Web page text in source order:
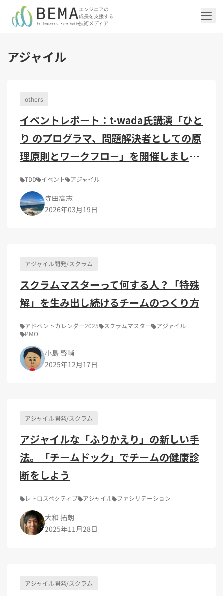
エンジニアの
成長を支援する
技術メディア
「アジャイル開発/スクラム」の記事一覧を
「アジャイル開発/スクラム」のタグ一覧
スクラムマスター（19）
アジャイル（15）
レトロスペクティブ（6）
DX Criteria（1）
「DevOps/クラウド」の記事一覧を見る
AWS（20）
CI/CD（9）
Terraform（6）
インフラストラクチャ（5）
Docker（4）
サーバーレス（3）
CloudWatch（2）
CodeCommit（2）
Amplify（2）
Ansible（2）
Google Cloud（1）
DevSecOps（1）
Platform Engineering（1）
さくらのクラウド（1）
「AI」の記事一覧を見る
生成AI（13）
AIエージェント（4）
NotebookLM（3）
Gemini（3）
OpenAI（1）
CNN（1） 深層学習（1）
「バックエンド」の記事一覧を見る
Oracle APEX（5）
Python（4）
API（2）
Ruby（2）
SQL（1）
アクセス制御（1）
Cloud SQL（1）
MySQL（1）
「Flutter/モバイル」の記事一覧を見る
Flutter（38）
Dart（6）
Swift（2）
アプリ開発（1）
「Jamstack/フロントエンド」の記事一覧
「Jamstack/フロントエンド」のタグ一覧
Jamstack（10）
Astro（10）
SSG（9）
microCMS（7）
TypeScript（4）
Puppeteer（1）
SEO（1）
React（1）
「others」の記事一覧を見る
エンジニア組織（48）
イベント（42）
アドベントカレンダー2024（25）
スキルアップ（24）
日本CTO協会（18）
若手エンジニア（12）
トラブルシューティング（12）
キャリア（8）
マネジメント（6）
DX推進（5）
オープンイノベーション（4）
アジャイル
others
イベントレポート：t-wada氏講演「ひと
り のプログラマ、問題解決者としての原
理原則とワークフロー」を開催しまし
た！
TDD イベント アジャイル
寺田高志
2026年03月19日
アジャイル開発/スクラム
スクラムマスターって何する人？「特殊
解」を生み出し続けるチームのつくり方
アドベントカレンダー2025 スクラムマスター
アジャイル
PMO
小島 啓輔
2025年12月17日
アジャイル開発/スクラム
アジャイルな「ふりかえり」の新しい手
法。「チームドック」でチームの健康診
断をしよう
レトロスペクティブ アジャイル ファシリテーション
大和 拓朗
2025年11月28日
アジャイル開発/スクラム